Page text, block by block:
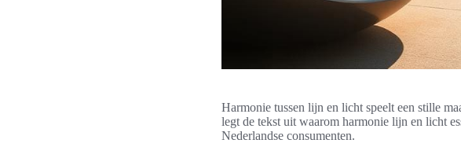
Harmonie tussen lijn en licht speelt een stille
legt de tekst uit waarom harmonie lijn en licht
Nederlandse consumenten.